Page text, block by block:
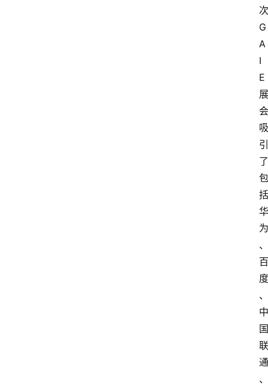
次
G
A
I
E
展
会
吸
引
了
包
括
华
为
、
百
度
、
中
国
联
通
、